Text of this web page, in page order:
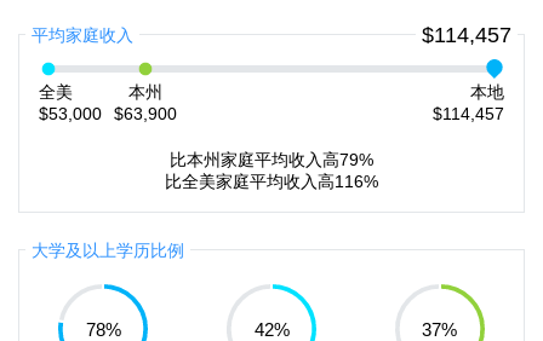
平均家庭收入 $114,457
全美
$53,000
本州
$63,900
本地
$114,457
比本州家庭平均收入高79%
比全美家庭平均收入高116%
大学及以上学历比例
78% 42% 37%